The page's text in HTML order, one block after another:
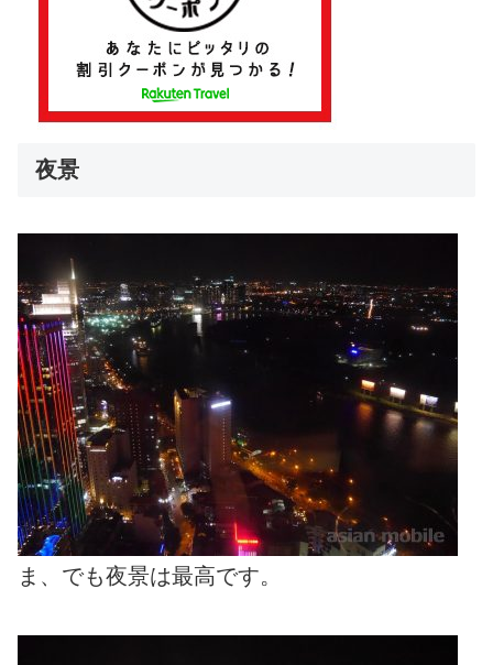
夜景
ま、でも夜景は最高です。